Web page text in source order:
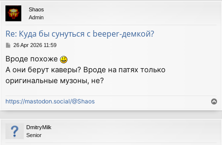
p
Shaos
Admin
Re: Куда бы сунуться с beeper-демкой?
P
s
26 Apr 2026 11:59
Вроде похоже
А они берут каверы? Вроде на патях только
оригинальные музоны, не?
https://mastodon.social/@Shaos
o
p
DmitryMilk
Senior